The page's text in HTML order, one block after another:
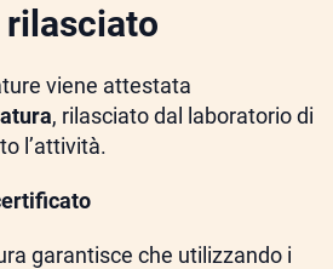
rilasciato
viene attestata
, rilasciato dal laboratorio di
l’attività.
garantisce che utilizzando i